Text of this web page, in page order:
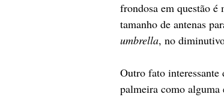
frondosa em questão é
tamanho de antenas
umbrella, no
Outro fato interessante
palmeira como alguma